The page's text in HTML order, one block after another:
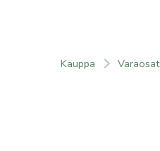
Kauppa Varaosat